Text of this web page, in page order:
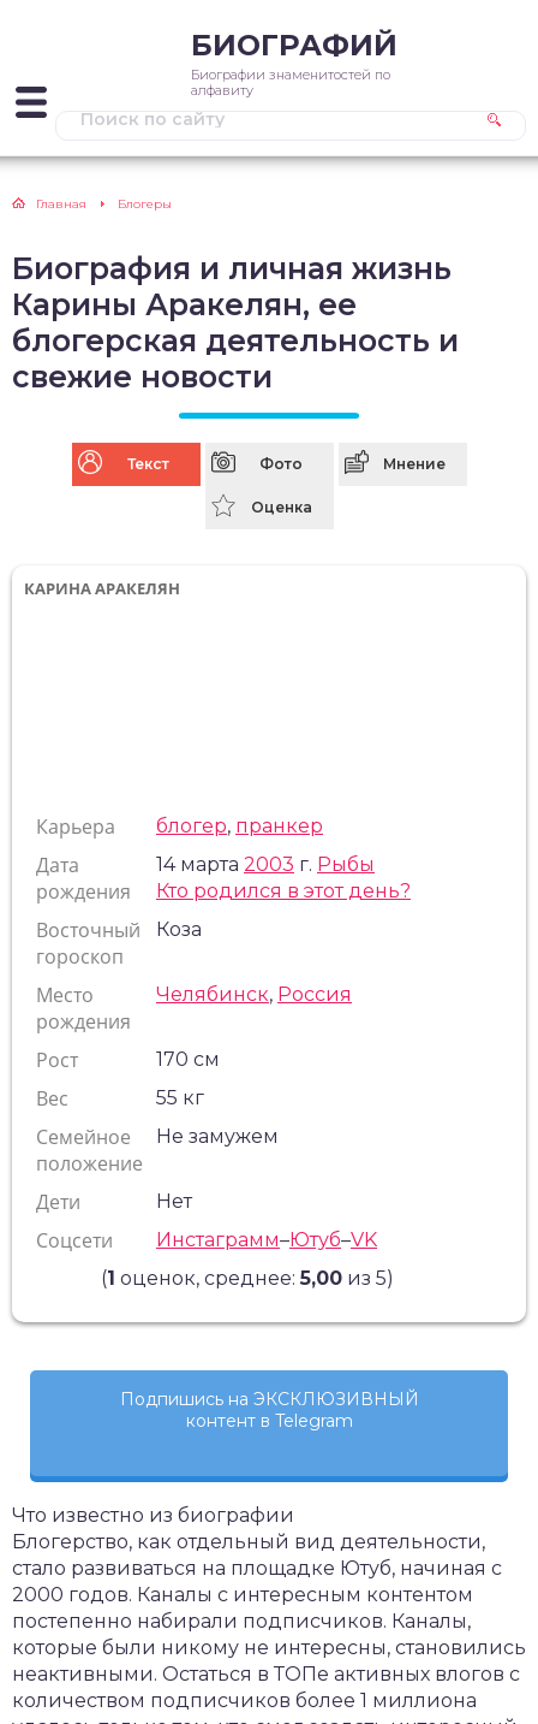
БИОГРАФИЙ
Биографии знаменитостей по
алфавиту
Главная Блогеры
Биография и личная жизнь
Карины Аракелян, ее
блогерская деятельность и
свежие новости
Текст Фото Мнение
Оценка
КАРИНА АРАКЕЛЯН
Карьера блогер, пранкер
Дата
рождения
14 марта 2003 г. Рыбы
Кто родился в этот день?
Восточный
гороскоп
Коза
Место
рождения
Челябинск, Россия
Рост 170 см
Вес 55 кг
Семейное
положение
Не замужем
Дети Нет
Соцсети Инстаграмм–Ютуб–VK
(1 оценок, среднее:5,00 из 5)
Подпишись на ЭКСКЛЮЗИВНЫЙ
контент в Telegram
Что известно из биографии
Блогерство, как отдельный вид деятельности,
стало развиваться на площадке Ютуб, начиная с
2000 годов. Каналы с интересным контентом
постепенно набирали подписчиков. Каналы,
которые были никому не интересны, становились
неактивными. Остаться в ТОПе активных влогов с
количеством подписчиков более 1 миллиона